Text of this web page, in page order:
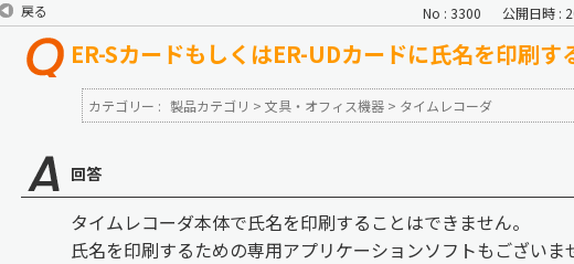
戻る No : 3300 公開日時 :
ER-SカードもしくはER-UDカードに氏名を印刷
カテゴリー : 製品カテゴリ > 文具・オフィス機器 > タイムレコーダ
回答
タイムレコーダ本体で氏名を印刷することはできません。
氏名を印刷するための専用アプリケーションソフトもございま